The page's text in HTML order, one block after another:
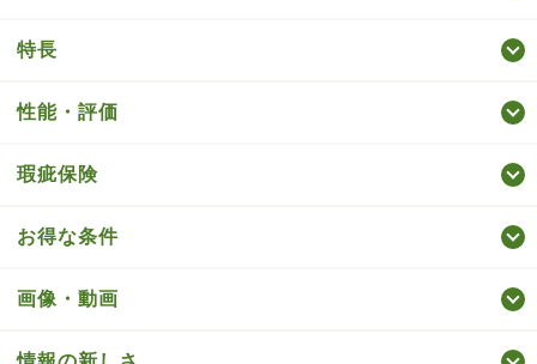
特長
性能・評価
瑕疵保険
お得な条件
画像・動画